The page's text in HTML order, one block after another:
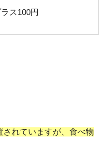
ス100円
れていますが、食べ物